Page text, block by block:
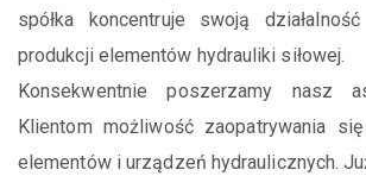
spółka koncentruje swoją
produkcji elementów hydrauliki siłowej.
Konsekwentnie poszerzamy nasz
Klientom możliwość zaopatrywania
elementów i urządzeń hydraulicznych.